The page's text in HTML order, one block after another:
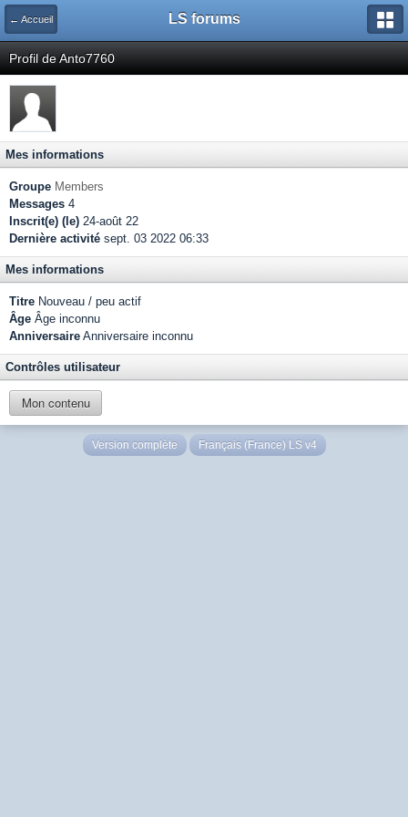
← Accueil LS forums
Profil de Anto7760
Mes informations
Groupe Members
Messages 4
Inscrit(e) (le) 24-août 22
Dernière activité sept. 03 2022 06:33
Mes informations
Titre Nouveau / peu actif
Âge Âge inconnu
Anniversaire Anniversaire inconnu
Contrôles utilisateur
Mon contenu
Version complète Français (France) LS v4